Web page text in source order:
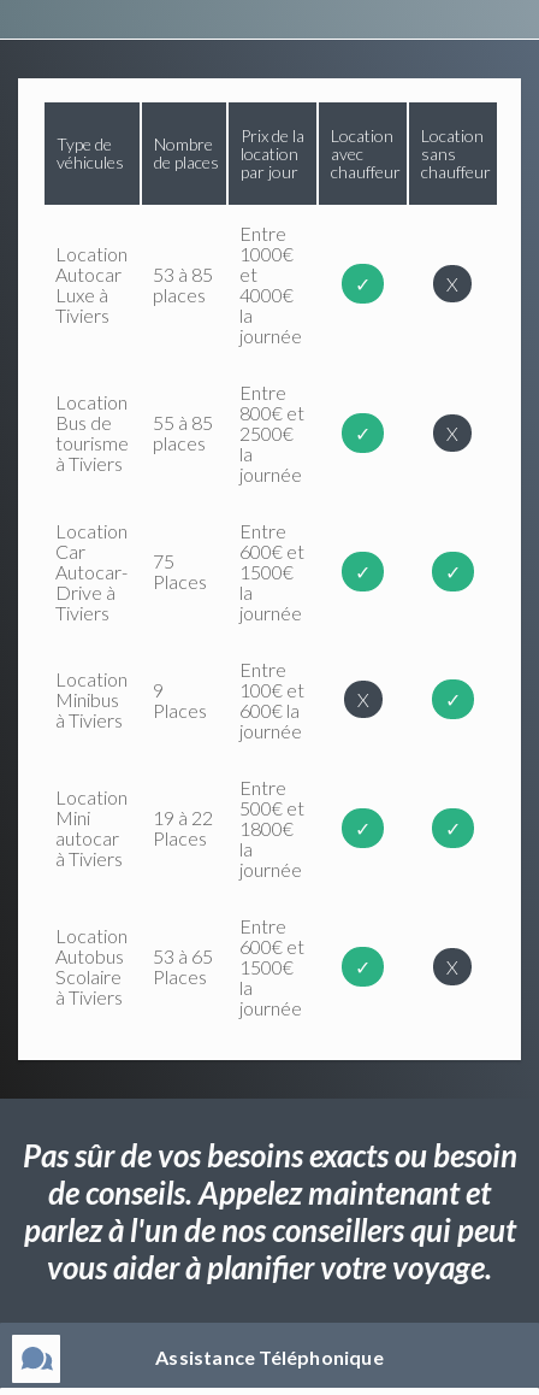
Type de
véhicules
Nombre
de places
Prix de la
location
par jour
Location
avec
chauffeur
Location
sans
chauffeur
Location
Autocar
Luxe à
Tiviers
53 à 85
places
Entre
1000€
et
4000€
la
journée
✓ X
Location
Bus de
tourisme
à Tiviers
55 à 85
places
Entre
800€ et
2500€
la
journée
✓ X
Location
Car
Autocar-
Drive à
Tiviers
75
Places
Entre
600€ et
1500€
la
journée
✓ ✓
Location
Minibus
à Tiviers
9
Places
Entre
100€ et
600€ la
journée
X ✓
Location
Mini
autocar
à Tiviers
19 à 22
Places
Entre
500€ et
1800€
la
journée
✓ ✓
Location
Autobus
Scolaire
à Tiviers
53 à 65
Places
Entre
600€ et
1500€
la
journée
✓ X
Pas sûr de vos besoins exacts ou besoin
de conseils. Appelez maintenant et
parlez à l'un de nos conseillers qui peut
vous aider à planifier votre voyage.
Assistance Téléphonique